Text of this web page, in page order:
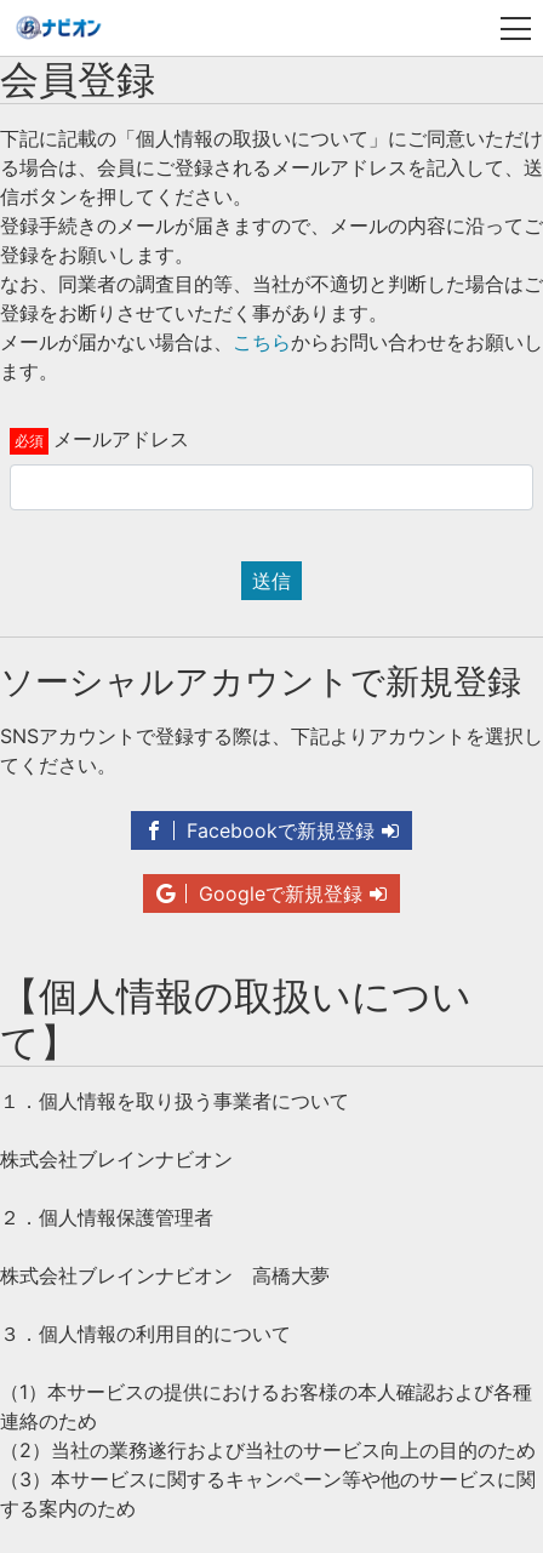
会員登録
下記に記載の「個人情報の取扱いについて」にご同意いただけ
る場合は、会員にご登録されるメールアドレスを記入して、送
信ボタンを押してください。
登録手続きのメールが届きますので、メールの内容に沿ってご
登録をお願いします。
なお、同業者の調査目的等、当社が不適切と判断した場合はご
登録をお断りさせていただく事があります。
メールが届かない場合は、 こちらからお問い合わせをお願いし
ます。
メールアドレス
送信
ソーシャルアカウントで新規登録
SNSアカウントで登録する際は、下記よりアカウントを選択し
てください。
Facebookで新規登録
Googleで新規登録
【個人情報の取扱いについ
て】
１．個人情報を取り扱う事業者について
株式会社ブレインナビオン
２．個人情報保護管理者
株式会社ブレインナビオン 高橋大夢
３．個人情報の利用目的について
（1）本サービスの提供におけるお客様の本人確認および各種
連絡のため
（2）当社の業務遂行および当社のサービス向上の目的のため
（3）本サービスに関するキャンペーン等や他のサービスに関
する案内のため